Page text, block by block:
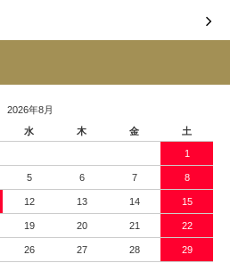
2026年8月
水 木 金 土
1
5 6 7 8
12 13 14 15
19 20 21 22
26 27 28 29